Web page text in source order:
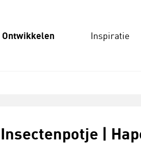
Ontwikkelen Inspiratie
Insectenpotje |